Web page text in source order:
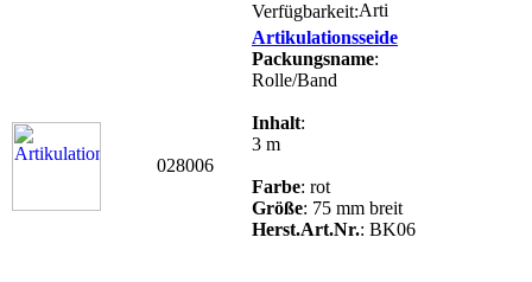
Verfügbarkeit:
028006
Artikulationsseide
Packungsname:
Rolle/Band
Inhalt:
3 m
Farbe: rot
Größe: 75 mm breit
Herst.Art.Nr.: BK06